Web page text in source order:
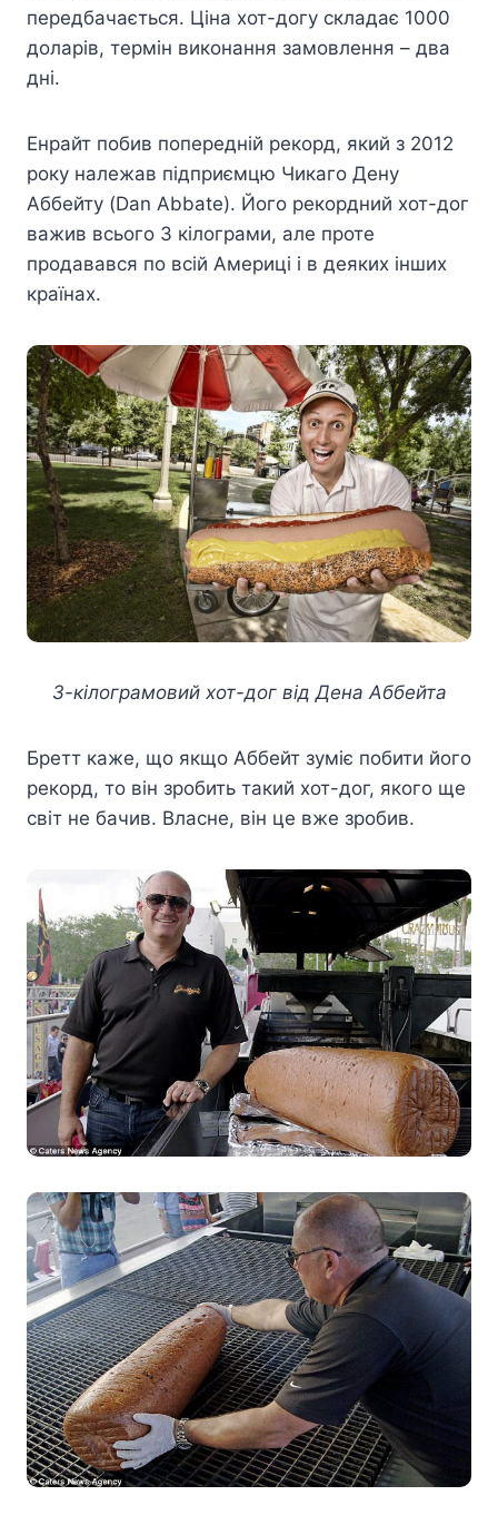
передбачається. Ціна хот-догу складає 1000
доларів, термін виконання замовлення – два
дні.
Енрайт побив попередній рекорд, який з 2012
року належав підприємцю Чикаго Дену
Аббейту (Dan Abbate). Його рекордний хот-дог
важив всього 3 кілограми, але проте
продавався по всій Америці і в деяких інших
країнах.
3-кілограмовий хот-дог від Дена Аббейта
Бретт каже, що якщо Аббейт зуміє побити його
рекорд, то він зробить такий хот-дог, якого ще
світ не бачив. Власне, він це вже зробив.